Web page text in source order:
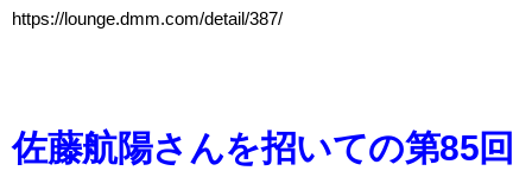
https://lounge.dmm.com/detail/387/
佐藤航陽さんを招いての第85回